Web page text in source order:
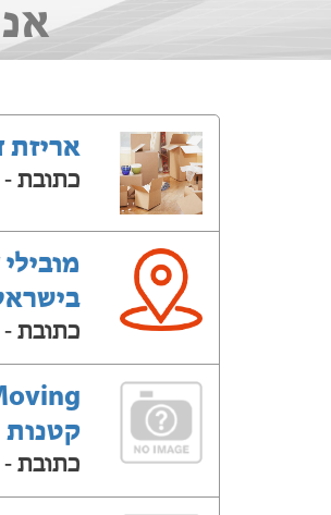
אריזת
כתובת -
כתובת -
קטנות
כתובת -